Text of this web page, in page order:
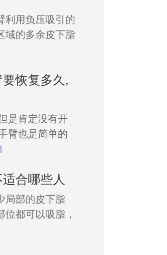
利用负压吸引的
域的多余皮下脂
要恢复多久,
是肯定没有开
臂也是简单的
适合哪些人
局部的皮下脂
位都可以吸脂，